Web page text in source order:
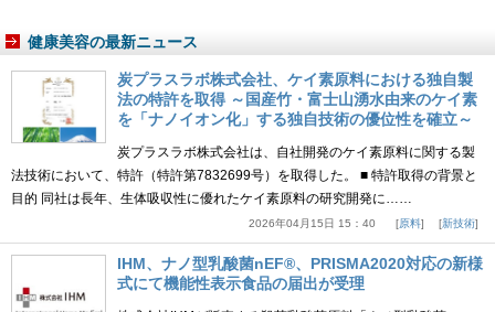
健康美容の最新ニュース
炭プラスラボ株式会社、ケイ素原料における独自製
法の特許を取得 ～国産竹・富士山湧水由来のケイ素
を「ナノイオン化」する独自技術の優位性を確立～
炭プラスラボ株式会社は、自社開発のケイ素原料に関する製
法技術において、特許（特許第7832699号）を取得した。 ■ 特許取得の背景と
目的 同社は長年、生体吸収性に優れたケイ素原料の研究開発に……
2026年04月15日 15：40 原料 新技術
IHM、ナノ型乳酸菌nEF®、PRISMA2020対応の新様
式にて機能性表示食品の届出が受理